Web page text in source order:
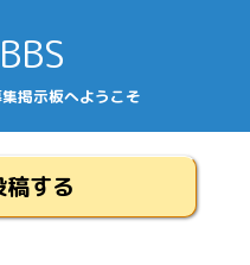
掲示板へようこそ
する